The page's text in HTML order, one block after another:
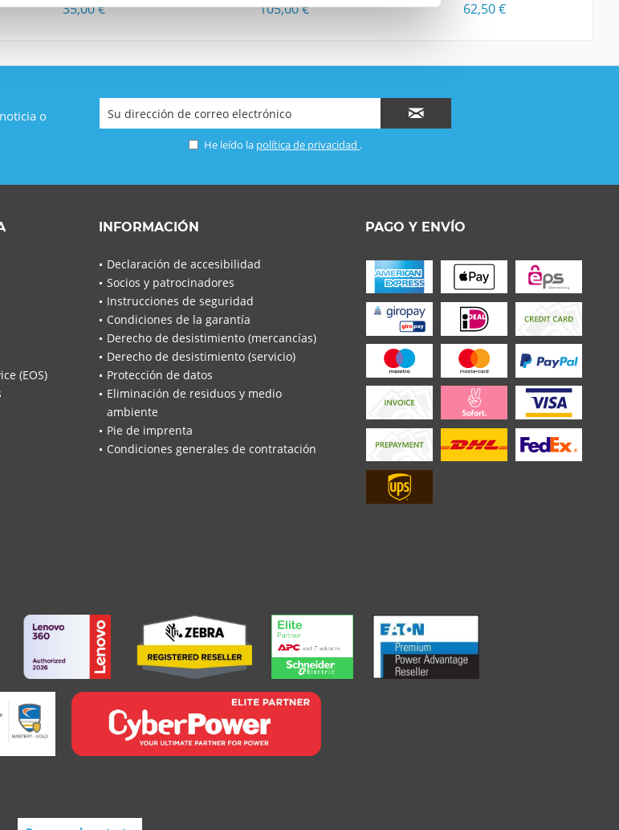
35,00 € 105,00 € 62,50 €
o
He leído la política de privacidad .
(EOS)
INFORMACIÓN
Declaración de accesibilidad
Socios y patrocinadores
Instrucciones de seguridad
Condiciones de la garantía
Derecho de desistimiento (mercancías)
Derecho de desistimiento (servicio)
Protección de datos
Eliminación de residuos y medio
ambiente
Pie de imprenta
Condiciones generales de contratación
PAGO Y ENVÍO